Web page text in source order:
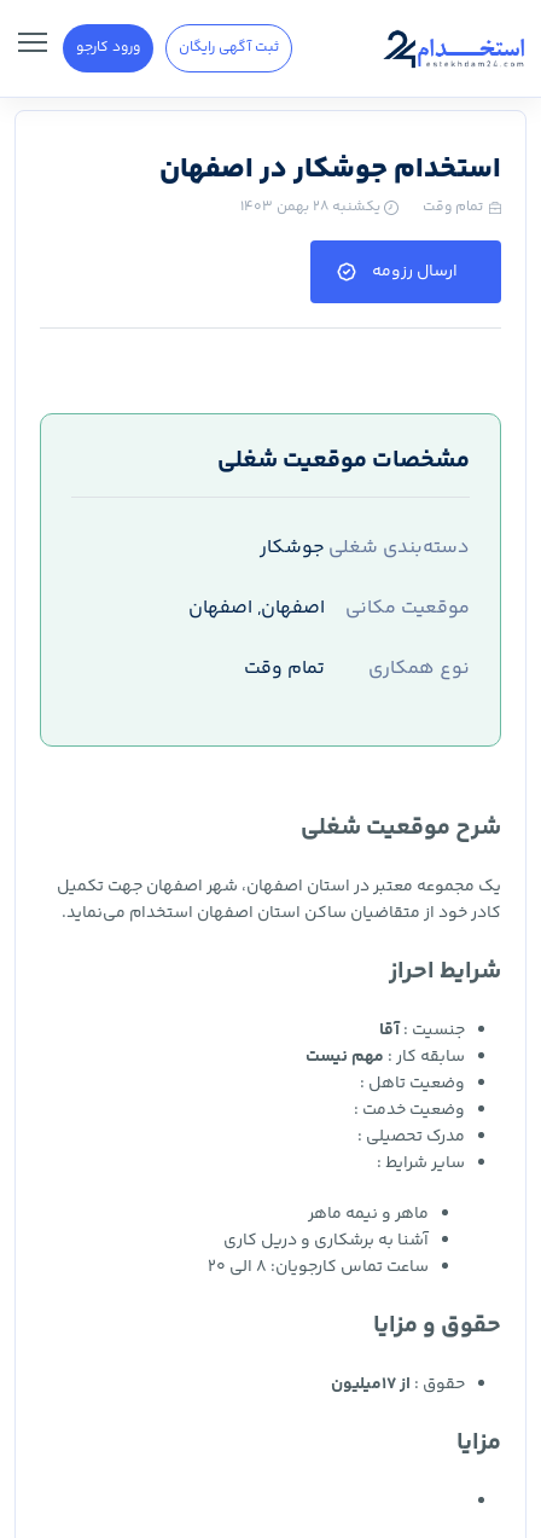
ثبت آگهی رایگان ورود کارجو
استخدام جوشکار در اصفهان
تمام وقت یکشنبه ۲۸ بهمن ۱۴۰۳
ارسال رزومه
مشخصات موقعیت شغلی
دسته‌بندی شغلی جوشکار
موقعیت مکانی
اصفهان, اصفهان
نوع همکاری
تمام وقت
شرح موقعیت شغلی
یک مجموعه معتبر در استان اصفهان، شهر اصفهان جهت تکمیل
کادر خود از متقاضیان ساکن استان اصفهان استخدام می‌نماید.
شرایط احراز
جنسیت :آقا
سابقه کار : مهم نیست
وضعیت تاهل :
وضعیت خدمت :
مدرک تحصیلی :
سایر شرایط :
ماهر و نیمه ماهر
آشنا به برشکاری و دریل کاری
ساعت تماس کارجویان: 8 الی 20
حقوق و مزایا
حقوق : از 17میلیون
مزایا